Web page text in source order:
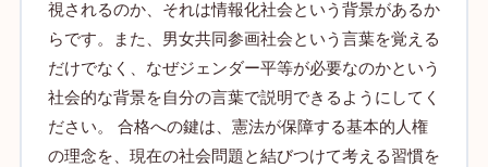
視されるのか、それは情報化社会という背景があるか
らです。また、男女共同参画社会という言葉を覚える
だけでなく、なぜジェンダー平等が必要なのかという
社会的な背景を自分の言葉で説明できるようにしてく
ださい。 合格への鍵は、憲法が保障する基本的人権
の理念を、現在の社会問題と結びつけて考える習慣を